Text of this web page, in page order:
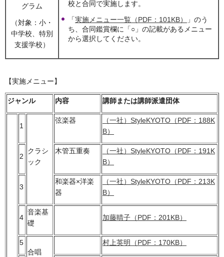
グラム
（対象：小・
中学校、特別
支援学校）
校と合同で実施します。
「実施メニュー一覧（PDF：101KB）
」のう
ち、合同鑑賞欄に「○」の記載があるメニュー
から選択してください。
【実施メニュー】
ジャンル 内容 講師または講師派遣団体
1
クラシ
ック
弦楽器
（一社）StyleKYOTO（PDF：188K
B）
2
木管五重奏
（一社）StyleKYOTO（PDF：191K
B）
3
和楽器×洋楽
器
（一社）StyleKYOTO（PDF：213K
B）
4
音楽基
礎
加藤晴子（PDF：201KB）
5
合唱
村上英明（PDF：170KB）